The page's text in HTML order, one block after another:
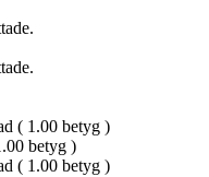
( 1.00 betyg )
betyg )
( 1.00 betyg )